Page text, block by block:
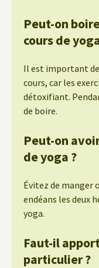
Peut-on
cours de
Il est important de
cours, car les
détoxifiant.
de boire.
Peut-on
de yoga ?
Évitez de manger
endéans les deux
yoga.
Faut-il
particulier ?